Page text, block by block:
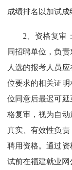
成绩排名以加试成
2、资格复审
同招聘单位，负
人选的报考人员
位要求的相关证
位同意后最迟可
格复审，视为自
真实、有效性负
聘用资格。通过
试前在福建就业网